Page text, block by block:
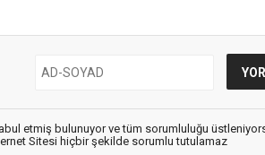
etmiş bulunuyor ve tüm sorumluluğu
Sitesi hiçbir şekilde sorumlu tutulamaz